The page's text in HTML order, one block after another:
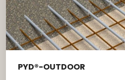
PYD®-OUTDOOR